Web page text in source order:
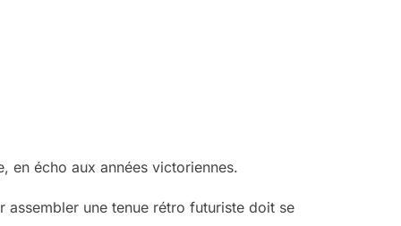
en écho aux années victoriennes.
assembler une tenue rétro futuriste doit se